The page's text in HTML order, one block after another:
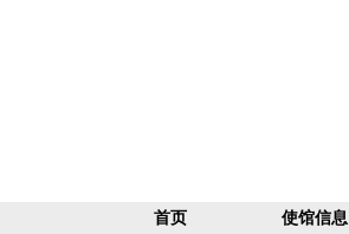
首页 使馆信息